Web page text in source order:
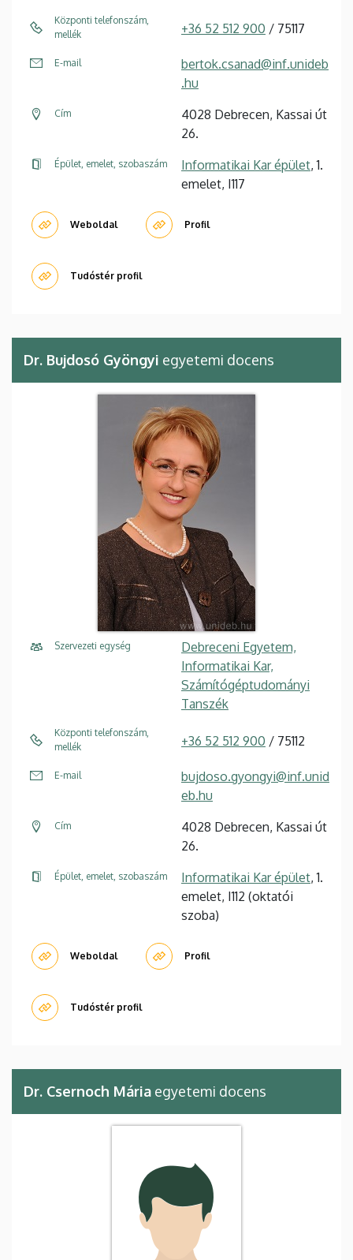
Központi telefonszám,
mellék
+36 52 512 900 / 75117
E-mail
bertok.csanad@inf.unideb
.hu
Cím
4028 Debrecen, Kassai út
26.
Épület, emelet, szobaszám Informatikai Kar épület, 1.
emelet, I117
Weboldal Profil
Tudóstér profil
Dr. Bujdosó Gyöngyi egyetemi docens
Szervezeti egység
Debreceni Egyetem,
Informatikai Kar,
Számítógéptudományi
Tanszék
Központi telefonszám,
mellék
+36 52 512 900 / 75112
E-mail
bujdoso.gyongyi@inf.unid
eb.hu
Cím
4028 Debrecen, Kassai út
26.
Épület, emelet, szobaszám Informatikai Kar épület, 1.
emelet, I112 (oktatói
szoba)
Weboldal Profil
Tudóstér profil
Dr. Csernoch Mária egyetemi docens